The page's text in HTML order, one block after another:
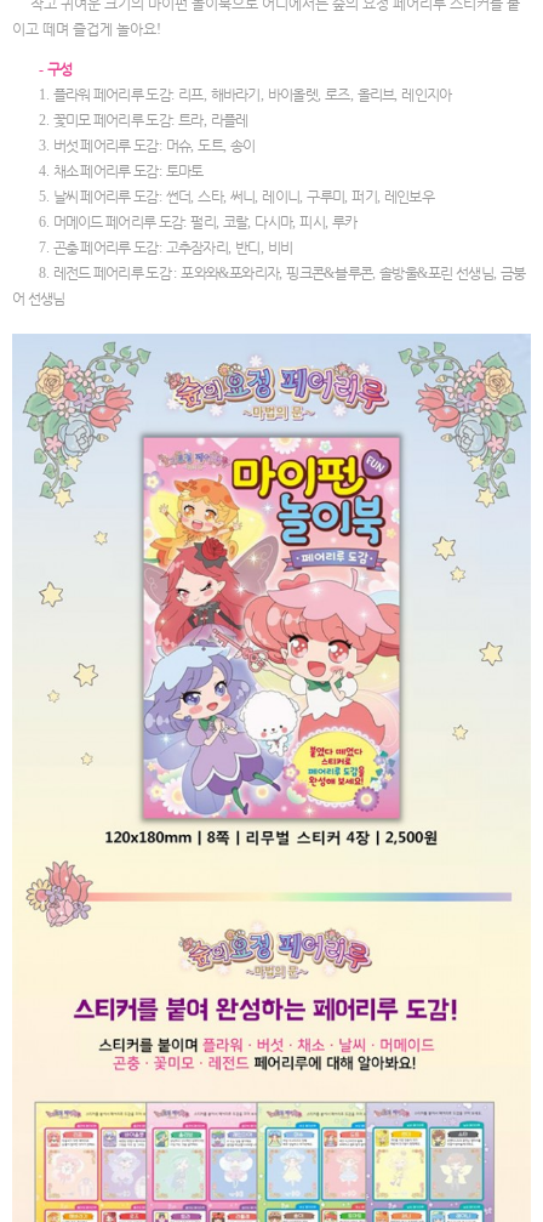
작고 귀여운 크기의 마이펀 놀이북으로 어디에서든 숲의 요정 페어리루 스티커를 붙
이고 떼며 즐겁게 놀아요!
- 구성
1. 플라워 페어리루 도감: 리프, 해바라기 , 바이올렛, 로즈, 올리브, 레인지아
2. 꽃미모 페어리루 도감: 트라, 라플레
3. 버섯 페어리루 도감: 머슈,도트, 송이
4. 채소 페어리루 도감: 토마토
5. 날씨 페어리루 도감: 썬더,스타, 써니 , 레이니 ,구루미 ,퍼기 , 레인보우
6. 머메이드 페어리루 도감:펄리 , 코랄, 다시마,피시 , 루카
7. 곤충 페어리루 도감: 고추잠자리 , 반디 , 비비
8. 레전드 페어리루 도감:포와와&포와리자,핑크콘&블루콘,솔방울&포린 선생님, 금붕
어 선생님